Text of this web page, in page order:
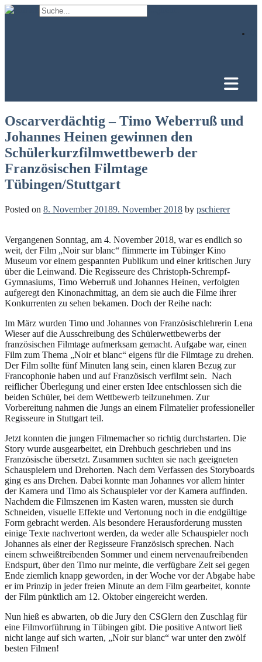
Skip
Oscarverdächtig – Timo Weberruß und
Johannes Heinen gewinnen den
Schülerkurzfilmwettbewerb der
Französischen Filmtage
Tübingen/Stuttgart
Posted on 8. November 20189. November 2018 by pschierer
Vergangenen Sonntag, am 4. November 2018, war es endlich so
weit, der Film „Noir sur blanc“ flimmerte im Tübinger Kino
Museum vor einem gespannten Publikum und einer kritischen Jury
über die Leinwand. Die Regisseure des Christoph-Schrempf-
Gymnasiums, Timo Weberruß und Johannes Heinen, verfolgten
aufgeregt den Kinonachmittag, an dem sie auch die Filme ihrer
Konkurrenten zu sehen bekamen. Doch der Reihe nach:
Im März wurden Timo und Johannes von Französischlehrerin Lena
Wieser auf die Ausschreibung des Schülerwettbewerbs der
französischen Filmtage aufmerksam gemacht. Aufgabe war, einen
Film zum Thema „Noir et blanc“ eigens für die Filmtage zu drehen.
Der Film sollte fünf Minuten lang sein, einen klaren Bezug zur
Francophonie haben und auf Französisch verfilmt sein. Nach
reiflicher Überlegung und einer ersten Idee entschlossen sich die
beiden Schüler, bei dem Wettbewerb teilzunehmen. Zur
Vorbereitung nahmen die Jungs an einem Filmatelier professioneller
Regisseure in Stuttgart teil.
Jetzt konnten die jungen Filmemacher so richtig durchstarten. Die
Story wurde ausgearbeitet, ein Drehbuch geschrieben und ins
Französische übersetzt. Zusammen suchten sie nach geeigneten
Schauspielern und Drehorten. Nach dem Verfassen des Storyboards
ging es ans Drehen. Dabei konnte man Johannes vor allem hinter
der Kamera und Timo als Schauspieler vor der Kamera auffinden.
Nachdem die Filmszenen im Kasten waren, mussten sie durch
Schneiden, visuelle Effekte und Vertonung noch in die endgültige
Form gebracht werden. Als besondere Herausforderung mussten
einige Texte nachvertont werden, da weder alle Schauspieler noch
Johannes als einer der Regisseure Französisch sprechen. Nach
einem schweißtreibenden Sommer und einem nervenaufreibenden
Endspurt, über den Timo nur meinte, die verfügbare Zeit sei gegen
Ende ziemlich knapp geworden, in der Woche vor der Abgabe habe
er im Prinzip in jeder freien Minute an dem Film gearbeitet, konnte
der Film pünktlich am 12. Oktober eingereicht werden.
Nun hieß es abwarten, ob die Jury den CSGlern den Zuschlag für
eine Filmvorführung in Tübingen gibt. Die positive Antwort ließ
nicht lange auf sich warten, „Noir sur blanc“ war unter den zwölf
besten Filmen!